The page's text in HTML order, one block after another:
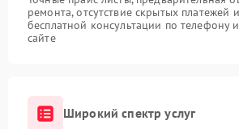
ремонта, отсутствие скрытых платежей
бесплатной консультации по телефону
сайте
Широкий спектр услуг